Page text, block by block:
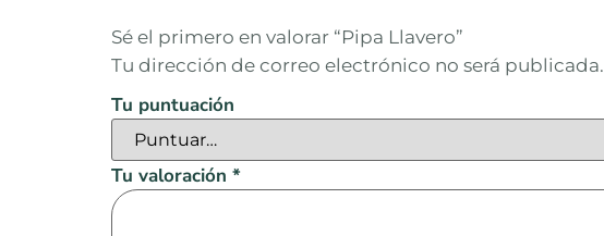
Sé el primero en valorar “Pipa Llavero”
Tu dirección de correo electrónico no será publicada.
Tu puntuación
Tu valoración *